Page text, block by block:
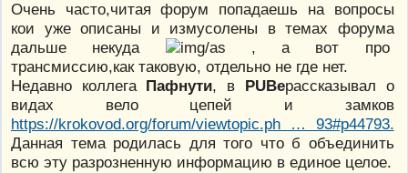
Очень часто,читая форум попадаешь на вопросы
кои уже описаны и измусолены в темах форума
дальше некуда
, а вот про
трансмиссию,как таковую, отдельно не где нет.
Недавно коллега Пафнути, в PUBерассказывал о
видах вело цепей и замков
https://krokovod.org/forum/viewtopic.ph … 93#p44793.
Данная тема родилась для того что б объединить
всю эту разрозненную информацию в единое целое.